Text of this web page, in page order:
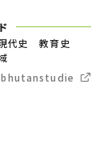
代史 教育史